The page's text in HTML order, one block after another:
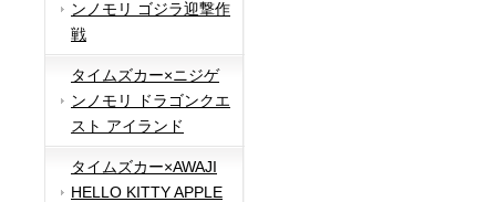
ンノモリ ゴジラ迎撃作
戦
タイムズカー×ニジゲ
ンノモリ ドラゴンクエ
スト アイランド
タイムズカー×AWAJI
HELLO KITTY APPLE